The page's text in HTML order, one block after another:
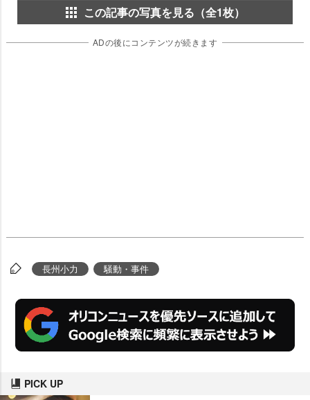
この記事の写真を見る（全1枚）
ADの後にコンテンツが続きます
長州小力 騒動・事件
PICK UP